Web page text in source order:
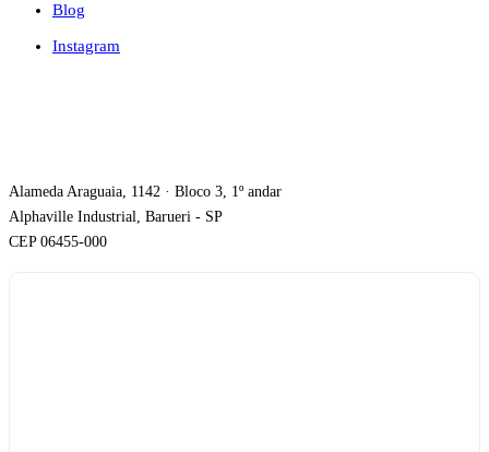
Blog
Instagram
Alameda Araguaia, 1142 · Bloco 3, 1º andar
Alphaville Industrial, Barueri - SP
CEP 06455-000